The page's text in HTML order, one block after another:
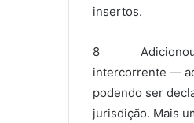
insertos.
8 Adicionou-se
intercorrente —
podendo ser
jurisdição. Mais